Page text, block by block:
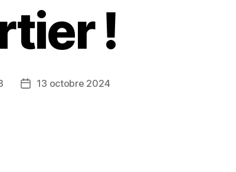
!
Date13 octobre 2024